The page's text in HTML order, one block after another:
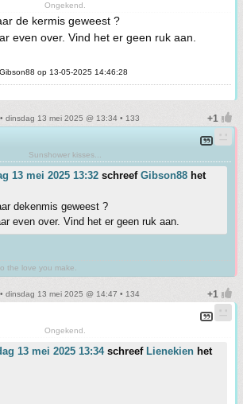
Ongekend.
de kermis geweest ?
even over. Vind het er geen ruk aan.
op 13-05-2025 14:46:28
• dinsdag 13 mei 2025 @ 13:34 • 133
Sunshower kisses...
13 mei 2025 13:32 schreef Gibson88 het
dekenmis geweest ?
even over. Vind het er geen ruk aan.
the love you make.
• dinsdag 13 mei 2025 @ 14:47 • 134
Ongekend.
13 mei 2025 13:34schreef Lienekien het